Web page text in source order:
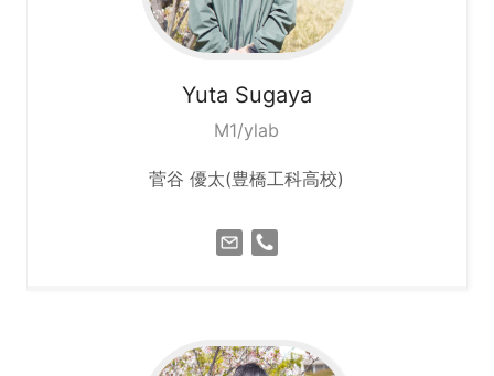
Yuta Sugaya
M1/ylab
菅谷 優太(豊橋工科高校)